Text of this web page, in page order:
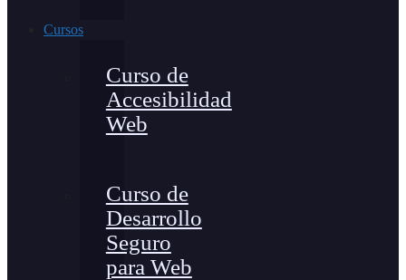
Cursos
Curso de
Accesibilidad
Web
Curso de
Desarrollo
Seguro
para Web